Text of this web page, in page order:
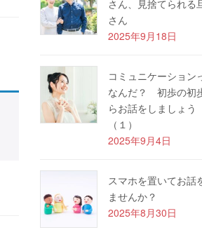
さん、見捨てられる
さん
2025年9月18日
コミュニケーション
なんだ？ 初歩の初
らお話をしましょう
（１）
2025年9月4日
スマホを置いてお話
ませんか？
2025年8月30日